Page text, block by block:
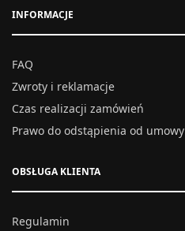
INFORMACJE
FAQ
Zwroty i reklamacje
Czas realizacji zamówień
Prawo do odstąpienia od umowy
OBSŁUGA KLIENTA
Regulamin